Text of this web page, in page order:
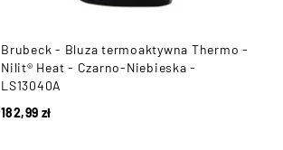
Brubeck - Bluza termoaktywna Thermo -
Nilit® Heat - Czarno-Niebieska -
LS13040A
182,99 zł